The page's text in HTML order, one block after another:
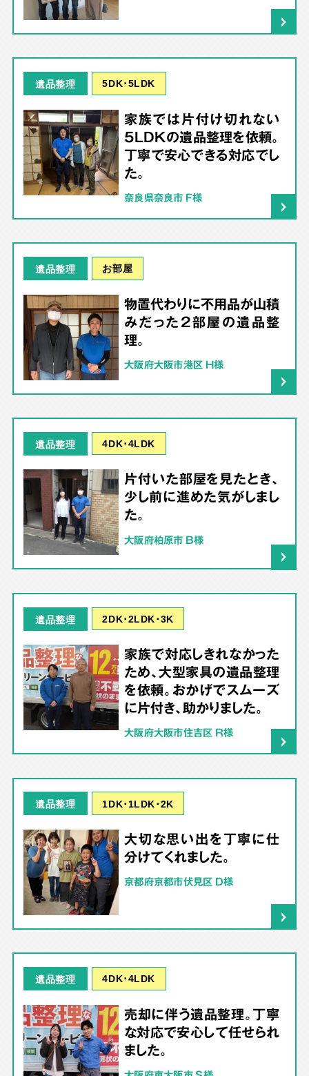
遺品整理 5DK･5LDK
家族では片付け切れない
5LDKの遺品整理を依頼。
丁寧で安心できる対応でし
た。
奈良県奈良市 F様
遺品整理 お部屋
物置代わりに不用品が山積
みだった2部屋の遺品整
理。
大阪府大阪市港区 H様
遺品整理 4DK･4LDK
片付いた部屋を見たとき、
少し前に進めた気がしまし
た。
大阪府柏原市 B様
遺品整理 2DK･2LDK･3K
家族で対応しきれなかった
ため、大型家具の遺品整理
を依頼。おかげでスムーズ
に片付き、助かりました。
大阪府大阪市住吉区 R様
遺品整理 1DK･1LDK･2K
大切な思い出を丁寧に仕
分けてくれました。
京都府京都市伏見区 D様
遺品整理 4DK･4LDK
売却に伴う遺品整理。丁寧
な対応で安心して任せられ
ました。